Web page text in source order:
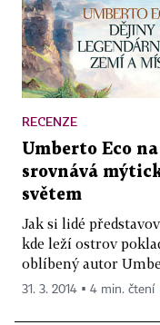
RECENZE
Umberto Eco
srovnává
světem
Jak si lidé
kde leží ostrov
oblíbený autor
31. 3. 2014 ▪ 4 min. čtení